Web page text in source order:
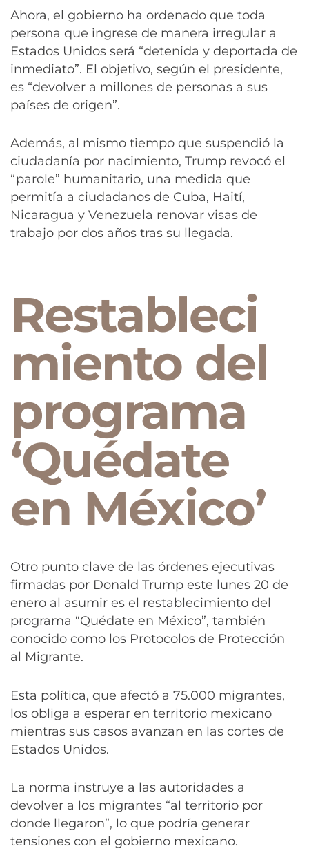
Ahora, el gobierno ha ordenado que toda
persona que ingrese de manera irregular a
Estados Unidos será “detenida y deportada de
inmediato”. El objetivo, según el presidente,
es “devolver a millones de personas a sus
países de origen”.
Además, al mismo tiempo que suspendió la
ciudadanía por nacimiento, Trump revocó el
“parole” humanitario, una medida que
permitía a ciudadanos de Cuba, Haití,
Nicaragua y Venezuela renovar visas de
trabajo por dos años tras su llegada.
Restableci
miento del
programa
‘Quédate
en México’
Otro punto clave de las órdenes ejecutivas
firmadas por Donald Trump este lunes 20 de
enero al asumir es el restablecimiento del
programa “Quédate en México”, también
conocido como los Protocolos de Protección
al Migrante.
Esta política, que afectó a 75.000 migrantes,
los obliga a esperar en territorio mexicano
mientras sus casos avanzan en las cortes de
Estados Unidos.
La norma instruye a las autoridades a
devolver a los migrantes “al territorio por
donde llegaron”, lo que podría generar
tensiones con el gobierno mexicano.